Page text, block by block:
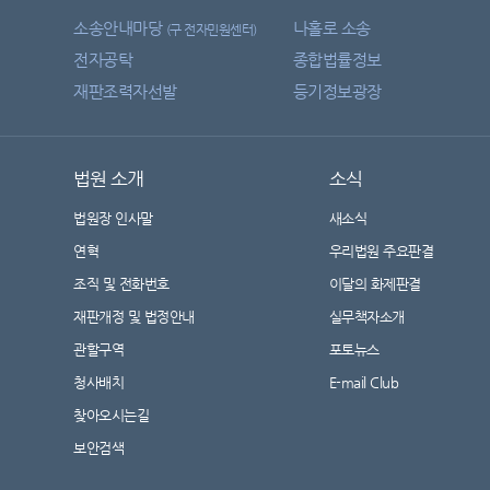
소송안내마당 (구 전자민원센터) 나홀로 소송
전자공탁
종합법률정보
재판조력자선발
등기정보광장
법원 소개
법원장 인사말
연혁
조직 및 전화번호
재판개정 및 법정안내
관할구역
청사배치
찾아오시는길
보안검색
소식
새소식
우리법원 주요판결
이달의 화제판결
실무책자소개
포토뉴스
E-mail Club